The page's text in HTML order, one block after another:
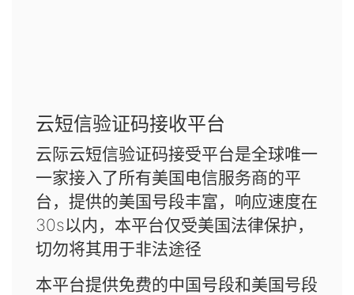
云短信验证码接收平台
云际云短信验证码接受平台是全球唯一
一家接入了所有美国电信服务商的平
台，提供的美国号段丰富，响应速度在
30s以内，本平台仅受美国法律保护，
切勿将其用于非法途径
本平台提供免费的中国号段和美国号段